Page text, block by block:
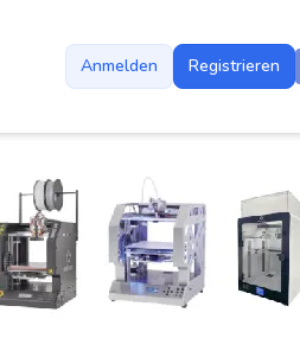
Anmelden Registrieren